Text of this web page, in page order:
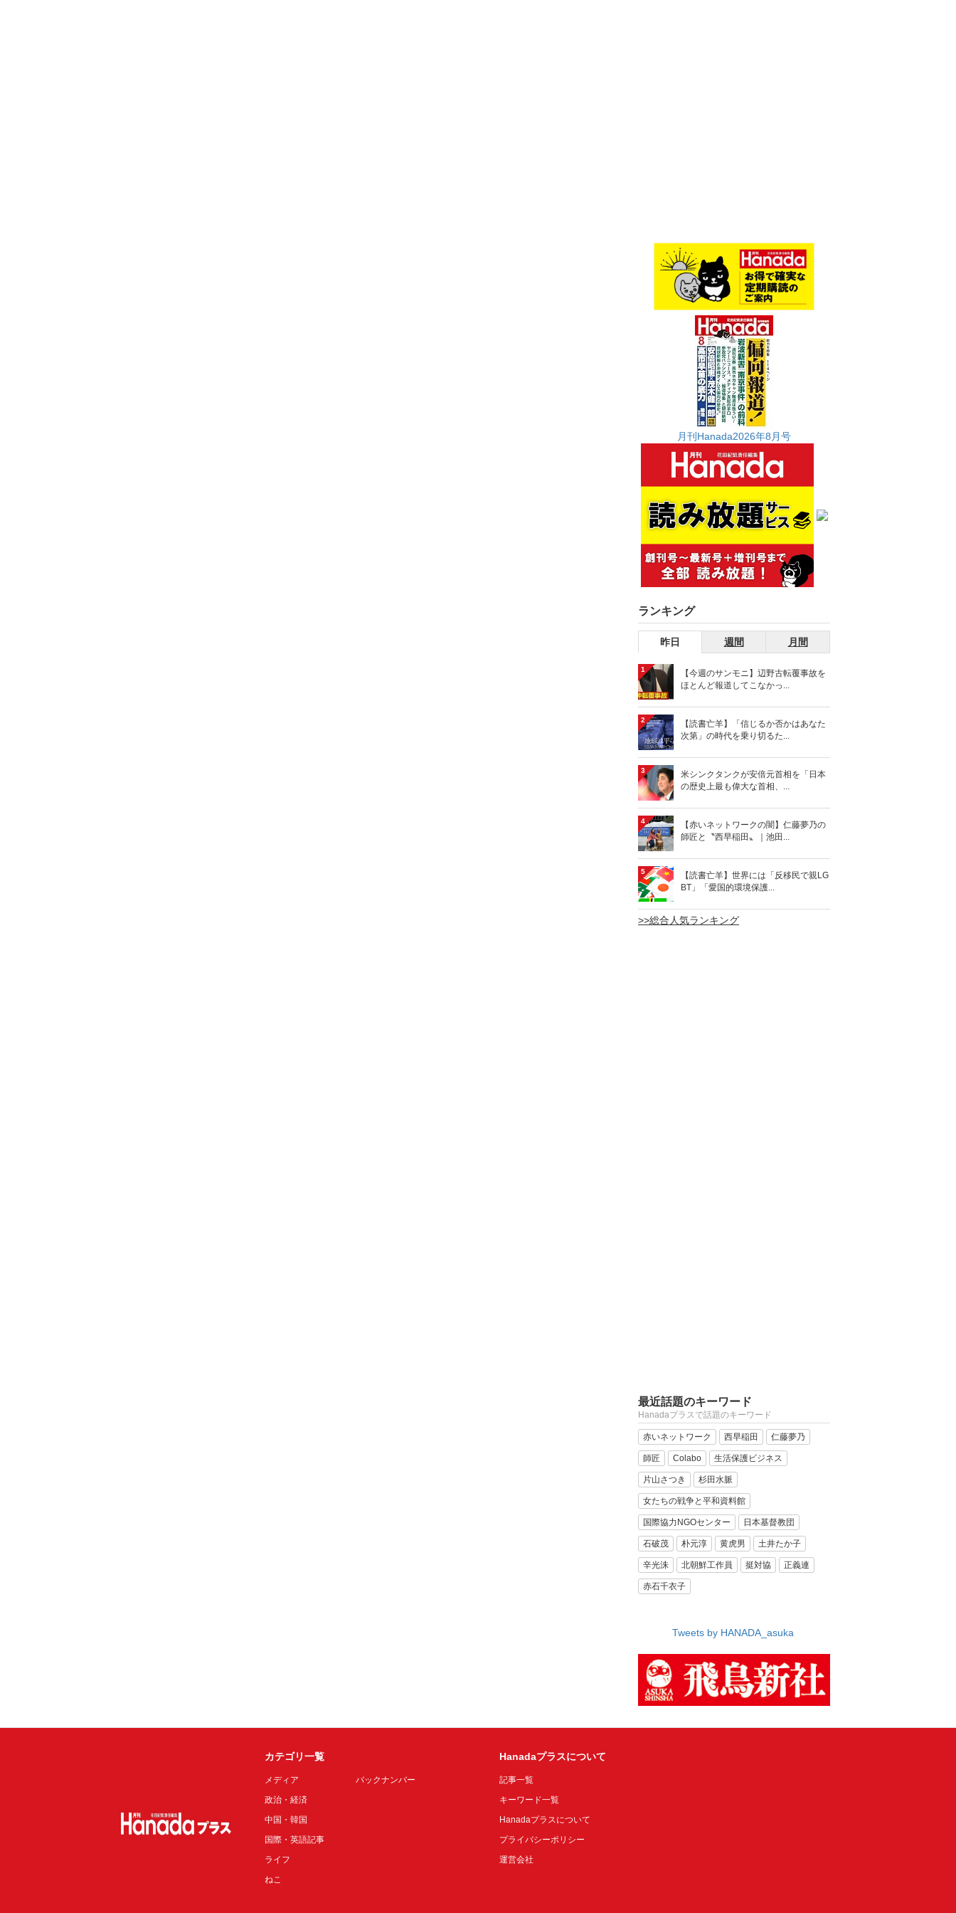
月刊Hanada2026年8月号
ランキング
昨日 週間 月間
1
【今週のサンモニ】辺野古転覆事故を
ほとんど報道してこなかっ...
2
【読書亡羊】「信じるか否かはあなた
次第」の時代を乗り切るた...
3
米シンクタンクが安倍元首相を「日本
の歴史上最も偉大な首相、...
4
【赤いネットワークの闇】仁藤夢乃の
師匠と〝西早稲田〟｜池田...
5
【読書亡羊】世界には「反移民で親LG
BT」「愛国的環境保護...
>>総合人気ランキング
最近話題のキーワード
Hanadaプラスで話題のキーワード
赤いネットワーク 西早稲田 仁藤夢乃
師匠 Colabo 生活保護ビジネス
片山さつき 杉田水脈
女たちの戦争と平和資料館
国際協力NGOセンター 日本基督教団
石破茂 朴元淳 黄虎男 土井たか子
辛光洙 北朝鮮工作員 挺対協 正義連
赤石千衣子
Tweets by HANADA_asuka
カテゴリ一覧
メディア
政治・経済
中国・韓国
国際・英語記事
ライフ
ねこ
バックナンバー
Hanadaプラスについて
記事一覧
キーワード一覧
Hanadaプラスについて
プライバシーポリシー
運営会社